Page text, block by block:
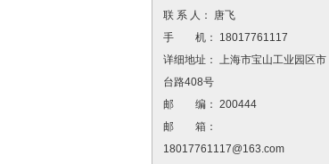
联 系 人： 唐飞
手 机： 18017761117
详细地址： 上海市宝山工业园区市
台路408号
邮 编： 200444
邮 箱：
18017761117@163.com